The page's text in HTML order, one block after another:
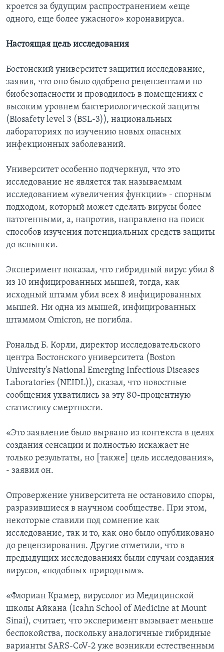
кроется за будущим распространением «еще
одного, еще более ужасного» коронавируса.
Настоящая цель исследования
Бостонский университет защитил исследование,
заявив, что оно было одобрено рецензентами по
биобезопасности и проводилось в помещениях с
высоким уровнем бактериологической защиты
(Biosafety level 3 (BSL-3)), национальных
лабораториях по изучению новых опасных
инфекционных заболеваний.
Университет особенно подчеркнул, что это
исследование не является так называемым
исследованием «увеличения функции» - спорным
подходом, который может сделать вирусы более
патогенными, а, напротив, направлено на поиск
способов изучения потенциальных средств защиты
до вспышки.
Эксперимент показал, что гибридный вирус убил 8
из 10 инфицированных мышей, тогда, как
исходный штамм убил всех 8 инфицированных
мышей. Ни одна из мышей, инфицированных
штаммом Omicron, не погибла.
Рональд Б. Корли, директор исследовательского
центра Бостонского университета (Boston
University's National Emerging Infectious Diseases
Laboratories (NEIDL)), сказал, что новостные
сообщения ухватились за эту 80-процентную
статистику смертности.
«Это заявление было вырвано из контекста в целях
создания сенсации и полностью искажает не
только результаты, но [также] цель исследования»,
- заявил он.
Опровержение университета не остановило споры,
разразившиеся в научном сообществе. При этом,
некоторые ставили под сомнение как
исследование, так и то, как оно было опубликовано
до рецензирования. Другие отметили, что в
предыдущих исследованиях были случаи создания
вирусов, «подобных природным».
«Флориан Крамер, вирусолог из Медицинской
школы Айкана (Icahn School of Medicine at Mount
Sinai), считает, что эксперимент вызывает меньше
беспокойства, поскольку аналогичные гибридные
варианты SARS-CoV-2 уже возникли естественным